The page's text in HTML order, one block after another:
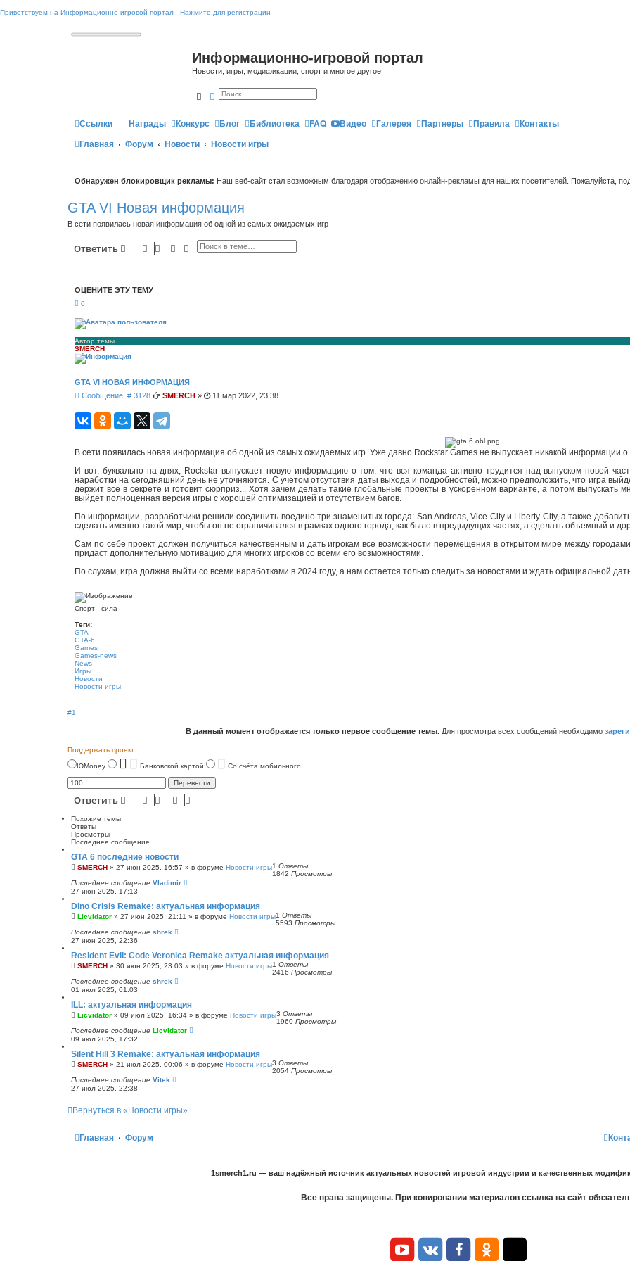
Приветствуем на Информационно-игровой портал - Нажмите для регистрации
Информационно-игровой портал
Новости, игры, модификации, спорт и многое другое
ПоискРасширенный поиск
Ссылки Награды Конкурс Блог Библиотека FAQ Видео Галерея Партнеры Правила Контакты
Главная
Форум Новости Новости игры
Обнаружен блокировщик рекламы: Наш веб-сайт стал возможным благодаря отображению онлайн-рекламы для наших посетителей. Пожалуйста,
GTA VI Новая информация
В сети появилась новая информация об одной из самых ожидаемых игр
Ответить ПоискРасширенный поиск
ОЦЕНИТЕ ЭТУ ТЕМУ
0
Автор темы
SMERCH
GTA VI НОВАЯ ИНФОРМАЦИЯ
Сообщение: # 3128С
о
н
е
SMERCH » 11 мар 2022, 23:38
В сети появилась новая информация об одной из самых ожидаемых игр. Уже давно Rockstar Games не выпускает никакой информации
И вот, буквально на днях, Rockstar выпускает новую информацию о том, что вся команда активно трудится над выпуском новой
наработки на сегодняшний день не уточняются. С учетом отсутствия даты выхода и подробностей, можно предположить, что игра
держит все в секрете и готовит сюрприз... Хотя зачем делать такие глобальные проекты в ускоренном варианте, а потом выпускать
выйдет полноценная версия игры с хорошей оптимизацией и отсутствием багов.
По информации, разработчики решили соединить воедино три знаменитых города: San Andreas, Vice City и Liberty City, а также
сделать именно такой мир, чтобы он не ограничивался в рамках одного города, как было в предыдущих частях, а сделать объемный и
Сам по себе проект должен получиться качественным и дать игрокам все возможности перемещения в открытом мире между
придаст дополнительную мотивацию для многих игроков со всеми его возможностями.
По слухам, игра должна выйти со всеми наработками в 2024 году, а нам остается только следить за новостями и ждать официальной
Спорт - сила
Теги:
GTA
GTA-6
Games
Games-news
News
Игры
Новости
Новости-игры
#1
В данный момент отображается только первое сообщение темы.Для просмотра всех сообщений необходимо
Поддержать проект
ЮMoney Банковской картой Со счёта мобильного
Ответить
Похожие темы
Ответы
Просмотры
Последнее сообщение
GTA 6 последние новости
SMERCH » 27 июн 2025, 16:57 » в форуме Новости игры1 Ответы
1842 Просмотры
Последнее сообщение Vladimir
27 июн 2025, 17:13
Dino Crisis Remake: актуальная информация
Licvidator » 27 июн 2025, 21:11 » в форуме Новости игры1 Ответы
5593 Просмотры
Последнее сообщение shrek
27 июн 2025, 22:36
Resident Evil: Code Veronica Remake актуальная информация
SMERCH » 30 июн 2025, 23:03 » в форуме Новости игры1 Ответы
2416 Просмотры
Последнее сообщение shrek
01 июл 2025, 01:03
ILL: актуальная информация
Licvidator » 09 июл 2025, 16:34 » в форуме Новости игры3 Ответы
1960 Просмотры
Последнее сообщение Licvidator
09 июл 2025, 17:32
Silent Hill 3 Remake: актуальная информация
SMERCH » 21 июл 2025, 00:06 » в форуме Новости игры3 Ответы
2054 Просмотры
Последнее сообщение Vitek
27 июл 2025, 22:38
Вернуться в «Новости игры»
Главная Форум
1smerch1.ru — ваш надёжный источник актуальных новостей игровой индустрии и качественных
Все права защищены. При копировании материалов ссылка на сайт
Y В О